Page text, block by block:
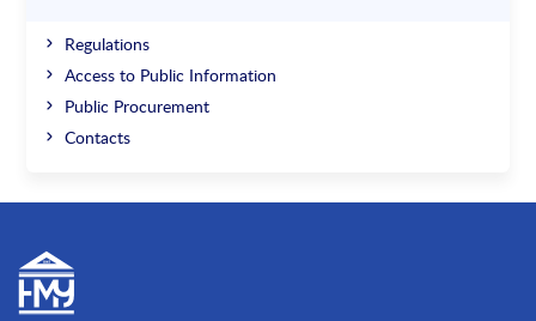
Regulations
Access to Public Information
Public Procurement
Contacts